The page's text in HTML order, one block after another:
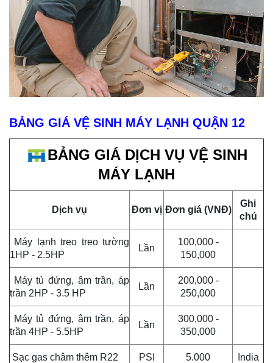
BẢNG GIÁ VỆ SINH MÁY LẠNH QUẬN 12
BẢNG GIÁ DỊCH VỤ VỆ SINH
MÁY LẠNH
Dịch vụ Đơn vị Đơn giá (VNĐ)
Ghi
chú
Máy lạnh treo treo tường
1HP - 2.5HP
Lần
100,000 -
150,000
Máy tủ đứng, âm trần, áp
trần 2HP - 3.5 HP
Lần
200,000 -
250,000
Máy tủ đứng, âm trần, áp
trần 4HP - 5.5HP
Lần
300,000 -
350,000
Sạc gas châm thêm R22 PSI 5.000 India